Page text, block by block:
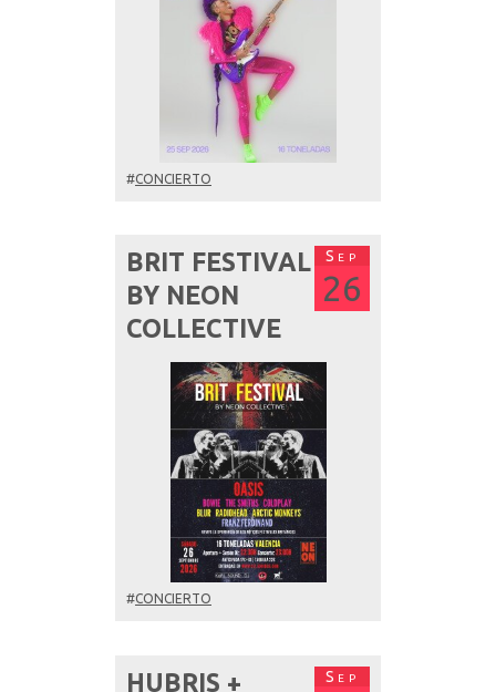
#CONCIERTO
Sep
26
BRIT FESTIVAL
BY NEON
COLLECTIVE
#CONCIERTO
Sep
HUBRIS +